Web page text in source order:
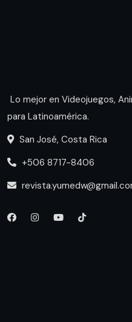
Lo mejor en Videojuegos,
para Latinoamérica.
San José, Costa Rica
+506 8717-8406